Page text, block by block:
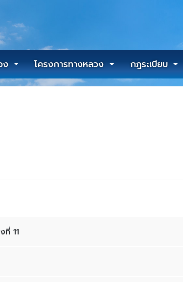
ง โครงการทางหลวง กฎระเบียบ
ที่ 11